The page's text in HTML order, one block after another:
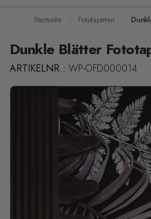
Startseite Fototapeten
Dunkle Blätter
ARTIKELNR.: WP-OFD000014